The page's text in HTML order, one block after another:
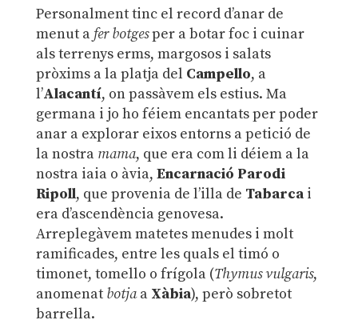
Personalment tinc el record d’anar de
menut a fer botgesper a botar foc i cuinar
als terrenys erms, margosos i salats
pròxims a la platja del Campello, a
l’Alacantí, on passàvem els estius. Ma
germana i jo ho féiem encantats per poder
anar a explorar eixos entorns a petició de
la nostra mama, que era com li déiem a la
nostra iaia o àvia, Encarnació Parodi
Ripoll, que provenia de l’illa de Tabarcai
era d’ascendència genovesa.
Arreplegàvem matetes menudes i molt
ramificades, entre les quals el timó o
timonet, tomello o frígola (Thymus vulgaris,
anomenat botjaa Xàbia), però sobretot
barrella.